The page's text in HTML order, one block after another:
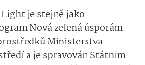
je stejně jako
Nová zelená úsporám
Ministerstva
a je spravován Státním